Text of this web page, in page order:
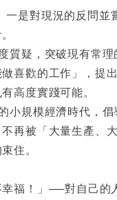
一是對現況的反問並
質疑，突破現有常理
喜歡的工作」，提
高度實踐可能。
小規模經濟時代，倡
再被「大量生產、
住。
幸福！」──對自己的